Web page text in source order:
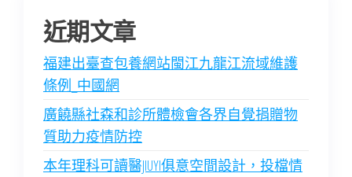
近期文章
福建出臺查包養網站閩江九龍江流域維護
條例_中國網
廣饒縣社森和診所體檢會各界自覺捐贈物
質助力疫情防控
本年理科可讀醫JIUYI俱意空間設計，投檔情